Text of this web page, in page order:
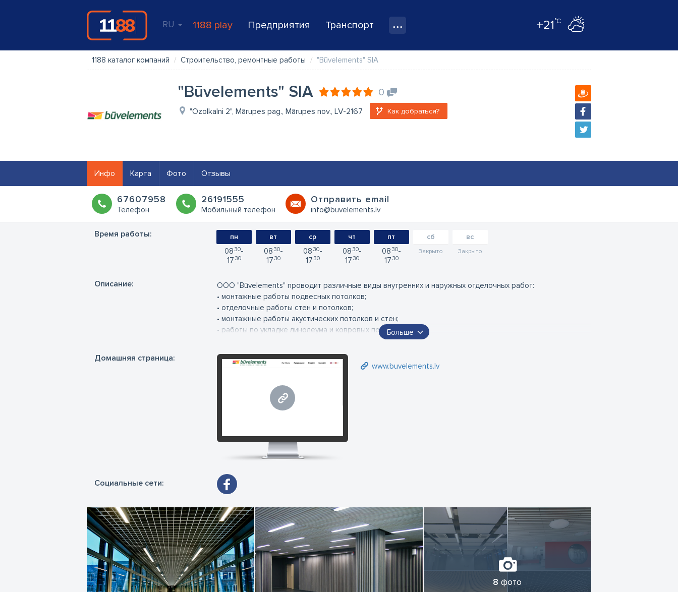
RU 1188 play Предприятия Транспорт +21°C
1188 каталог компаний Строительство, ремонтные работы "Būvelements" SIA
"Būvelements" SIA 0
"Ozolkalni 2", Mārupes pag., Mārupes nov., LV-2167 Как добраться?
Инфо Карта Фото Отзывы
67607958
Телефон
26191555
Мобильный телефон
Oтправить email
info@buvelements.lv
Время работы: пн
08 30
17 30
вт
08 30
17 30
ср
08 30
17 30
чт
08 30
17 30
пт
08 30
17 30
сб
Закрыто
вс
Закрыто
Oписание:
ООО "Būvelements" проводит различные виды внутренних и наружных отделочных работ:
• монтажные работы подвесных потолков;
• отделочные работы стен и потолков;
• монтажные работы акустических потолков и стен;
• работы по укладке линолеума и ковровых покрытий;
• работы по укладке плитки;
• монтажные работы вентилируемых фасадов;
• построение конструкций из гипсокартона для полов, стен и перегородок .
Больше
Домашняя страница:
www.buvelements.lv
www.buvelements.lv
Социальные сети:
8 фото